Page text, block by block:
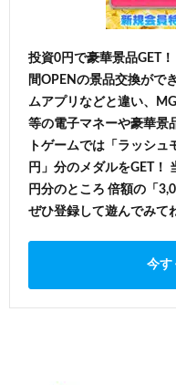
投資0円で豪華景品GET
間OPENの景品交換がで
ムアプリなどと違い、
等の電子マネーや豪華景
トゲームでは「ラッシ
円」分のメダルをGET！
円分のところ 倍額の「
ぜひ登録して遊んでみて
今す